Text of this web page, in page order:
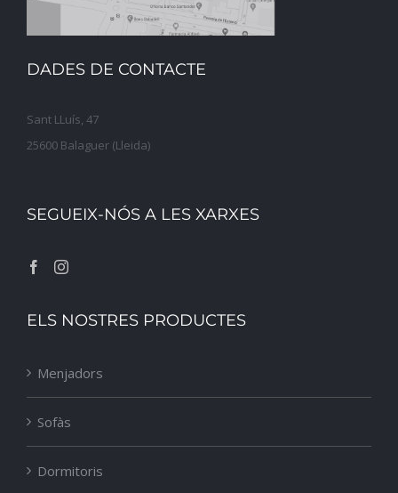
DADES DE CONTACTE
Sant LLuís, 47
25600 Balaguer (Lleida)
SEGUEIX-NÓS A LES XARXES
ELS NOSTRES PRODUCTES
Menjadors
Sofàs
Dormitoris